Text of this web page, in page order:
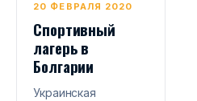
20 ФЕВРАЛЯ 2020
Спортивный
лагерь в
Болгарии
Украинская